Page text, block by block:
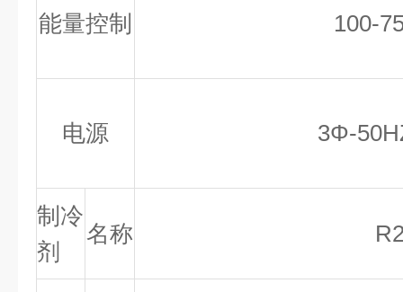
能量控制 100-
电源 3Φ-
制冷
剂
名称